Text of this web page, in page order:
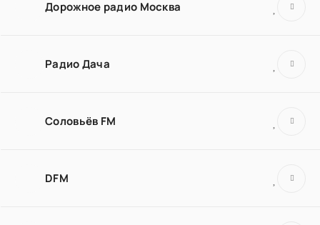
Дорожное радио Москва
Радио Дача
Соловьёв FM
DFM